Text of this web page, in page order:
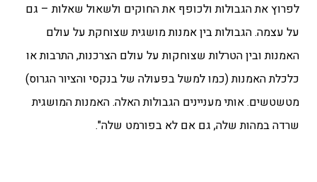
לפרוץ את הגבולות ולכופף את החוקים ולשאול שאלות – גם
על עצמה. הגבולות בין אמנות מושגית שצוחקת על עולם
האמנות ובין הטרלות שצוחקות על עולם הצרכנות, התרבות או
כלכלת האמנות (כמו למשל בפעולה של בנקסי והציור הגרוס)
מטשטשים. אותי מעניינים הגבולות האלה.האמנות המושגית
שרדה במהות שלה, גם אם לא בפורמט שלה".